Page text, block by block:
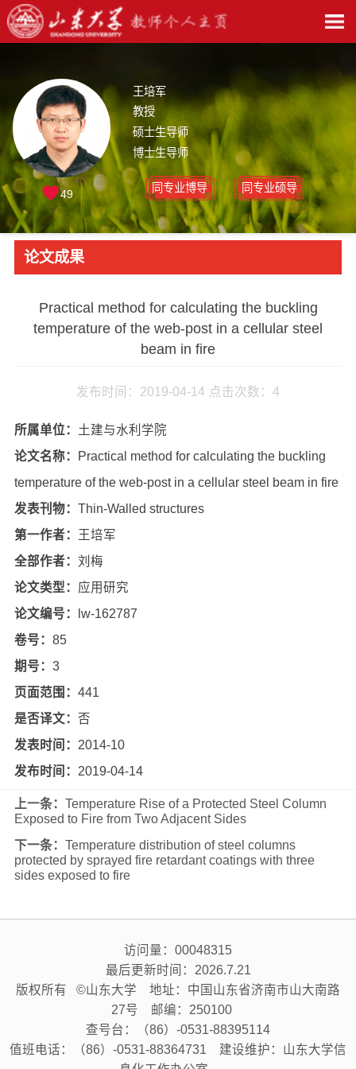
王培军
教授
硕士生导师
博士生导师
同专业博导 同专业硕导
49
论文成果
Practical method for calculating the buckling
temperature of the web-post in a cellular steel
beam in fire
发布时间：2019-04-14 点击次数： 4
所属单位： 土建与水利学院
论文名称：
Practical method for calculating the buckling
temperature of the web-post in a cellular steel beam in fire
发表刊物： Thin-Walled structures
第一作者：
王培军
全部作者： 刘梅
论文类型： 应用研究
论文编号：
lw-162787
卷号： 85
期号： 3
页面范围： 441
是否译文： 否
发表时间： 2014-10
发布时间： 2019-04-14
上一条： Temperature Rise of a Protected Steel Column
Exposed to Fire from Two Adjacent Sides
下一条： Temperature distribution of steel columns
protected by sprayed fire retardant coatings with three
sides exposed to fire
访问量： 00048315
最后更新时间： 2026.7.21
版权所有 ©山东大学 地址：中国山东省济南市山大南路
27号 邮编：250100
查号台：（86）-0531-88395114
值班电话：（86）-0531-88364731 建设维护：山东大学信